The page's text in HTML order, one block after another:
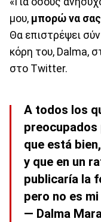
μου, μπορώ να
Θα επιστρέψει
κόρη του, Dalma,
στο Twitter.
A todos los
preocupados
que está
y que en un
publicaría la
pero no es
— Dalma